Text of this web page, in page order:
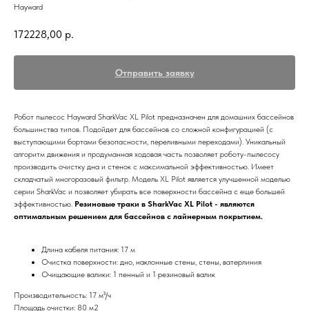
Hayward
172228,00 р.
Отправить заявку
Робот пылесос Hayward SharkVac XL Pilot предназначен для домашних бассейнов
большинства типов. Подойдет для бассейнов со сложной конфигурацией (с
выступающими бортами безопасности, переливными переходами). Уникальный
алгоритм движения и продуманная ходовая часть позволяет роботу-пылесосу
производить очистку дна и стенок с максимальной эффективностью. Имеет
складчатый многоразовый фильтр. Модель XL Pilot является улучшенной моделью
серии SharkVac и позволяет убирать все поверхности бассейна с еще большей
эффективностью. Резиновые траки в SharkVac XL Pilot - являются
оптимальным решением для бассейнов с лайнерным покрытием.
Длина кабеля питания: 17 м
Очистка поверхности: дно, наклонные стены, стены, ватерлиния
Очищающие валики: 1 пенный и 1 резиновый валик
Производительность: 17 м³/ч
Площадь очистки: 80 м2